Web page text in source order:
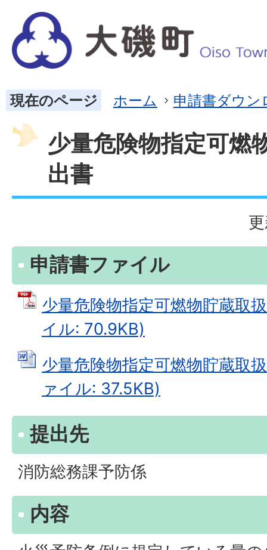
現在のページ ホーム 申請書ダウン
少量危険物指定可燃
出書
申請書ファイル
少量危険物指定可燃物貯蔵取
イル: 70.9KB)
少量危険物指定可燃物貯蔵取
ァイル: 37.5KB)
提出先
消防総務課予防係
内容